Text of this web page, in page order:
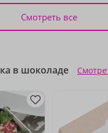
Смотреть все
в шоколаде